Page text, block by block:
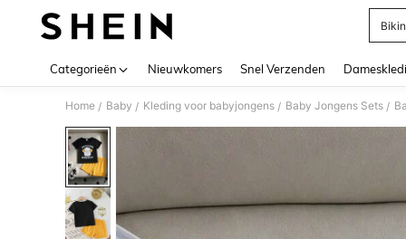
Categorieën Nieuwkomers Snel Verzenden
Home / Baby / Kleding voor babyjongens / Baby Jongens Sets /